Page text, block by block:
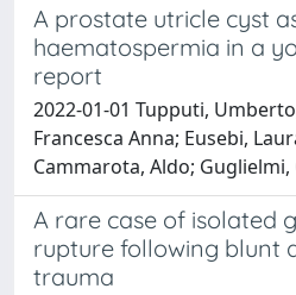
A prostate utricle cyst
haematospermia in a
report
2022-01-01 Tupputi,
Francesca Anna; Eusebi,
Cammarota, Aldo; Guglielmi,
A rare case of isolated
rupture following blunt
trauma